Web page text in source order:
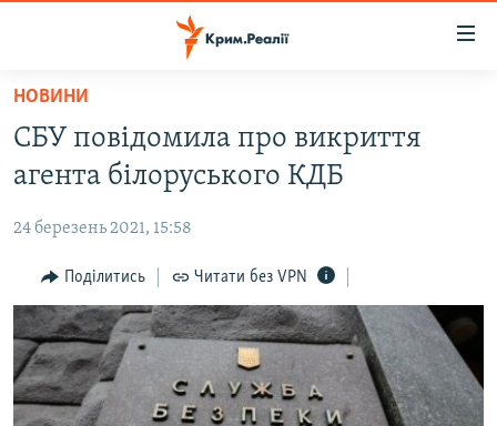
Перейти
основного
матеріалу
до
навігації
Перейти
до
пошуку
ВОДА.КРИМ
ПОЛІТИКА
БЛОГИ
ПОГЛЯД
ІНТЕРВ'Ю
ВСЕ ЗА ДЕНЬ
НОВИНИ
СБУ повідомила про викриття
агента білоруського КДБ
24 березень 2021, 15:58
Поділитись Читати без VPN